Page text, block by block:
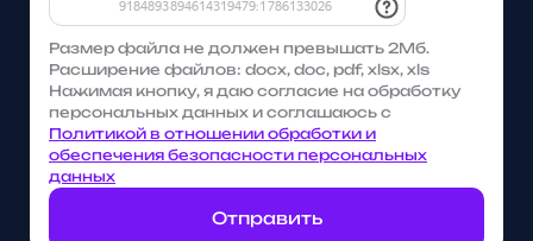
Отправить
Нажимая кнопку, я даю согласие на обработку
персональных данных и соглашаюсь с
Политикой в отношении обработки и
обеспечения безопасности персональных
данных
Размер файла не должен превышать 2Мб.
Расширение файлов: docx, doc, pdf, xlsx, xls